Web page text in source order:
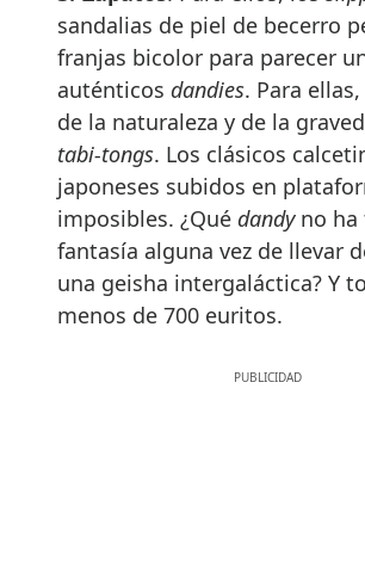
sandalias de piel de becerro
franjas bicolor para parecer
auténticos dandies. Para
de la naturaleza y de la
tabi-tongs. Los clásicos
japoneses subidos en
imposibles. ¿Qué dandyno ha
fantasía alguna vez de llevar
una geisha intergaláctica? Y
menos de 700 euritos.